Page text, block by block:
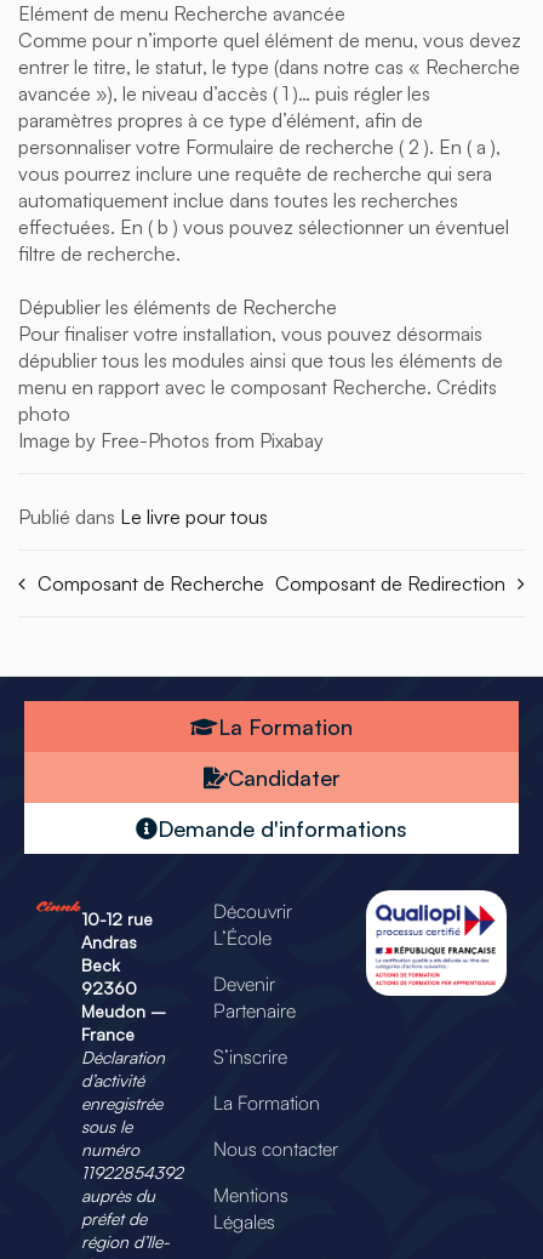
Elément de menu Recherche avancée
Comme pour n’importe quel élément de menu, vous devez
entrer le titre, le statut, le type (dans notre cas « Recherche
avancée »), le niveau d’accès ( 1 )… puis régler les
paramètres propres à ce type d’élément, afin de
personnaliser votre Formulaire de recherche ( 2 ). En ( a ),
vous pourrez inclure une requête de recherche qui sera
automatiquement inclue dans toutes les recherches
effectuées. En ( b ) vous pouvez sélectionner un éventuel
filtre de recherche.
Dépublier les éléments de Recherche
Pour finaliser votre installation, vous pouvez désormais
dépublier tous les modules ainsi que tous les éléments de
menu en rapport avec le composant Recherche. Crédits
photo
Image by Free-Photos from Pixabay
Publié dans Le livre pour tous
Composant de Recherche Composant de Redirection
La Formation
Candidater
Demande d'informations
10-12 rue
Andras
Beck
92360
Meudon –
France
Déclaration
d’activité
enregistrée
sous le
numéro
11922854392
auprès du
préfet de
région d’Ile-
Découvrir
L’École
Devenir
Partenaire
S’inscrire
La Formation
Nous contacter
Mentions
Légales